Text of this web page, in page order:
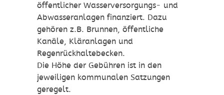
öffentlicher Wasserversorgungs- und
Abwasseranlagen finanziert. Dazu
gehören z.B. Brunnen, öffentliche
Kanäle, Kläranlagen und
Regenrückhaltebecken.
Die Höhe der Gebühren ist in den
jeweiligen kommunalen Satzungen
geregelt.